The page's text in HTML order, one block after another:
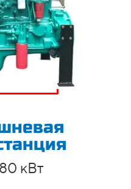
кВт